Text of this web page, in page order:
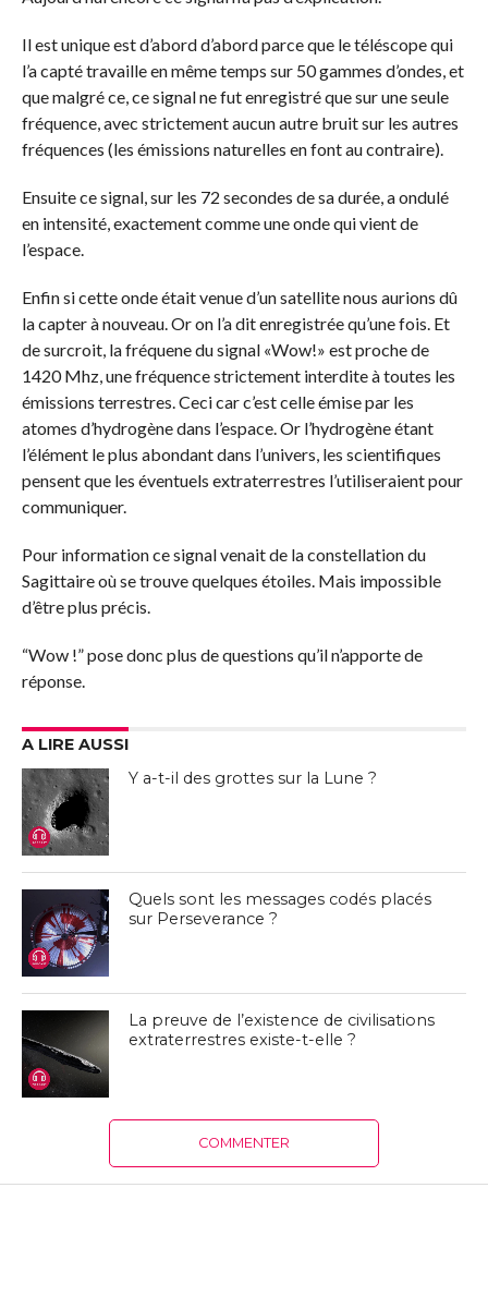
Il est unique est d’abord d’abord parce que le téléscope qui
l’a capté travaille en même temps sur 50 gammes d’ondes, et
que malgré ce, ce signal ne fut enregistré que sur une seule
fréquence, avec strictement aucun autre bruit sur les autres
fréquences (les émissions naturelles en font au contraire).
Ensuite ce signal, sur les 72 secondes de sa durée, a ondulé
en intensité, exactement comme une onde qui vient de
l’espace.
Enfin si cette onde était venue d’un satellite nous aurions dû
la capter à nouveau. Or on l’a dit enregistrée qu’une fois. Et
de surcroit, la fréquene du signal «Wow!» est proche de
1420 Mhz, une fréquence strictement interdite à toutes les
émissions terrestres. Ceci car c’est celle émise par les
atomes d’hydrogène dans l’espace. Or l’hydrogène étant
l’élément le plus abondant dans l’univers, les scientifiques
pensent que les éventuels extraterrestres l’utiliseraient pour
communiquer.
Pour information ce signal venait de la constellation du
Sagittaire où se trouve quelques étoiles. Mais impossible
d’être plus précis.
“Wow !” pose donc plus de questions qu’il n’apporte de
réponse.
A LIRE AUSSI
Y a-t-il des grottes sur la Lune ?
Quels sont les messages codés placés
sur Perseverance ?
La preuve de l’existence de civilisations
extraterrestres existe-t-elle ?
COMMENTER